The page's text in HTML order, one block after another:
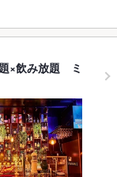
×飲み放題 ミ